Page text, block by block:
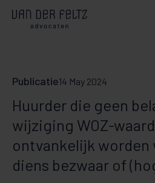
Publicatie14 May 2024
Huurder die geen
wijziging WOZ-
ontvankelijk worden
diens bezwaar of